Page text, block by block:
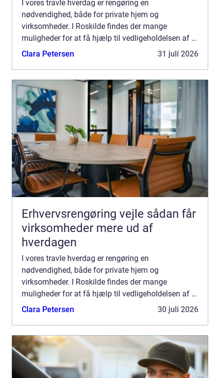
I vores travle hverdag er rengøring en
nødvendighed, både for private hjem og
virksomheder. I Roskilde findes der mange
muligheder for at få hjælp til vedligeholdelsen af et
rent og sundt indeklima. Én sær...
Clara Petersen 31 juli 2026
Erhvervsrengøring vejle sådan får
virksomheder mere ud af
hverdagen
I vores travle hverdag er rengøring en
nødvendighed, både for private hjem og
virksomheder. I Roskilde findes der mange
muligheder for at få hjælp til vedligeholdelsen af et
rent og sundt indeklima. Én sær...
Clara Petersen 30 juli 2026